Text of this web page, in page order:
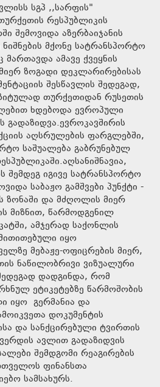
სგპ ,,სარფის"
რესპუბლიკის
შემოვიდა აზერბაიჯანის
მქონე სატრანსპორტო
ამავე ქვეყნის
ზოგადი დეკლარირებისას
შესწავლის შედეგად,
თურქეთიდან რუსეთის
ხდებოდა ევროპული
გადაზიდვა.ევროკავშირის
აღსრულების ფარგლებში,
საშუალება გაბრუნებულ
შემდეგ იგივე სატრანსპორტო
საბაჟო გამშვები პუნქტი -
ზონაში და მძღოლის მიერ
მიზნით, წარმოდგენილ
ამჯერად საქონლის
იყო
მებაჟე-ოფიცრების მიერ,
ნაწილობრივი ვიზუალური
დადგინდა, რომ
ეტიკეტებზე წარმოშობის
იყო გერმანია და
დოკუმენტის
და სანქცირებული ტვირთის
ავლით გადაზიდვის
შემდგომი რეაგირების
ფინანსთა
სამსახურს.